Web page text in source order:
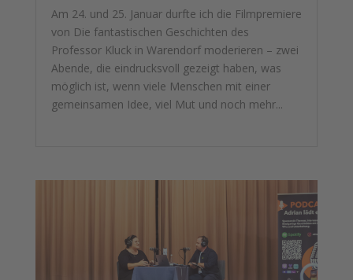
Am 24. und 25. Januar durfte ich die Filmpremiere
von Die fantastischen Geschichten des
Professor Kluck in Warendorf moderieren – zwei
Abende, die eindrucksvoll gezeigt haben, was
möglich ist, wenn viele Menschen mit einer
gemeinsamen Idee, viel Mut und noch mehr...